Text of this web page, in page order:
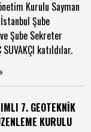
Kurulu Sayman
Şube
Şube Sekreter
SUVAKÇI katıldılar.
7. GEOTEKNİK
KURULU